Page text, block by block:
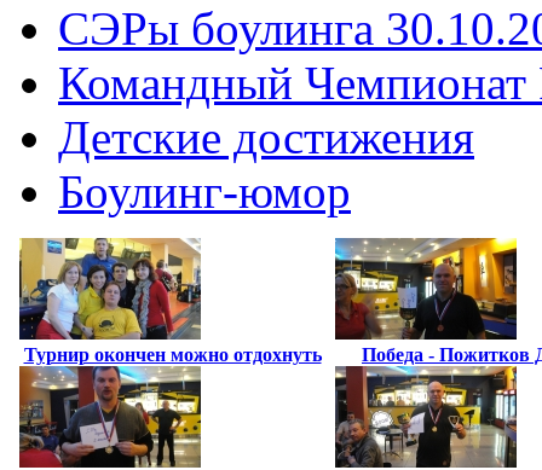
СЭРы боулинга
Командный
Детские достижения
Боулинг-юмор
Турнир окончен можно отдохнуть Победа - Пожитков